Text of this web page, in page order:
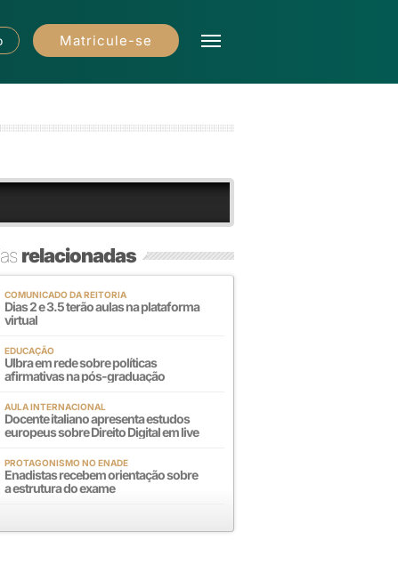
Matricule-se
relacionadas
COMUNICADO DA REITORIA
Dias 2 e 3.5 terão aulas na plataforma
virtual
EDUCAÇÃO
Ulbra em rede sobre políticas
afirmativas na pós-graduação
AULA INTERNACIONAL
Docente italiano apresenta estudos
europeus sobre Direito Digital em live
PROTAGONISMO NO ENADE
Enadistas recebem orientação sobre
a estrutura do exame